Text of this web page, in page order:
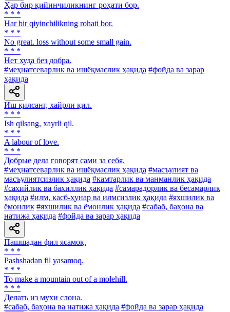
Ҳар бир қийинчиликнинг роҳати бор.
* * *
Har bir qiyinchilikning rohati bor.
* * *
No great. loss without some small gain.
* * *
Нет худа без добра.
#меҳнатсеварлик ва ишёқмаслик ҳақида #фойда ва зарар
ҳақида
Иш қилсанг, хайрли қил.
* * *
Ish qilsang, xayrli qil.
* * *
A labour of love.
* * *
Добрые дела говорят сами за себя.
#меҳнатсеварлик ва ишёқмаслик ҳақида #масъулият ва
масъулиятсизлик ҳақида #камтарлик ва манманлик ҳақида
#сахийлик ва бахиллик ҳақида #самарадорлик ва бесамарлик
ҳақида #илм, касб-ҳунар ва илмсизлик ҳақида #яхшилик ва
ёмонлик #яхшилик ва ёмонлик ҳақида #сабаб, баҳона ва
натижа ҳақида #фойда ва зарар ҳақида
Пашшадан фил ясамоқ.
* * *
Pashshadan fil yasamoq.
* * *
To make a mountain out of a molehill.
* * *
Делать из мухи слона.
#сабаб, баҳона ва натижа ҳақида #фойда ва зарар ҳақида